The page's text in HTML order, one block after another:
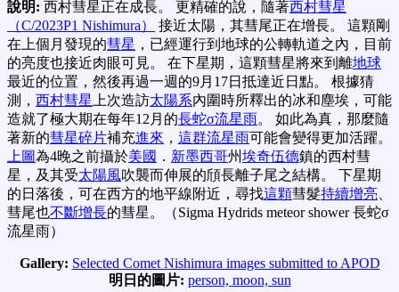
說明: 西村彗星正在成長。 更精確的說，隨著西村彗星
（C/2023P1 Nishimura）
接近太陽，其彗尾正在增長。 這顆剛
在上個月發現的彗星 ，已經運行到地球的公轉軌道之內，目前
的亮度也接近肉眼可見。 在下星期，這顆彗星將來到離地球
最近的位置，然後再過一週的9月17日抵達近日點。 根據猜
測， 西村彗星 上次造訪太陽系內圍時所釋出的冰和塵埃，可能
造就了極大期在每年12月的長蛇σ流星雨。 如此為真，那麼隨
著新的彗星碎片補充進來 ， 這群流星雨可能會變得更加活躍。
上圖為4晚之前攝於美國 ． 新墨西哥州埃奇伍德鎮的西村彗
星，及其受太陽風吹襲而伸展的頎長離子尾之結構。 下星期
的日落後，可在西方的地平線附近，尋找這顆彗髮持續增亮
彗尾也不斷增長的彗星。（Sigma Hydrids meteor shower 長蛇σ
流星雨）
Gallery: Selected Comet Nishimura images submitted to APOD
明日的圖片: person, moon, sun